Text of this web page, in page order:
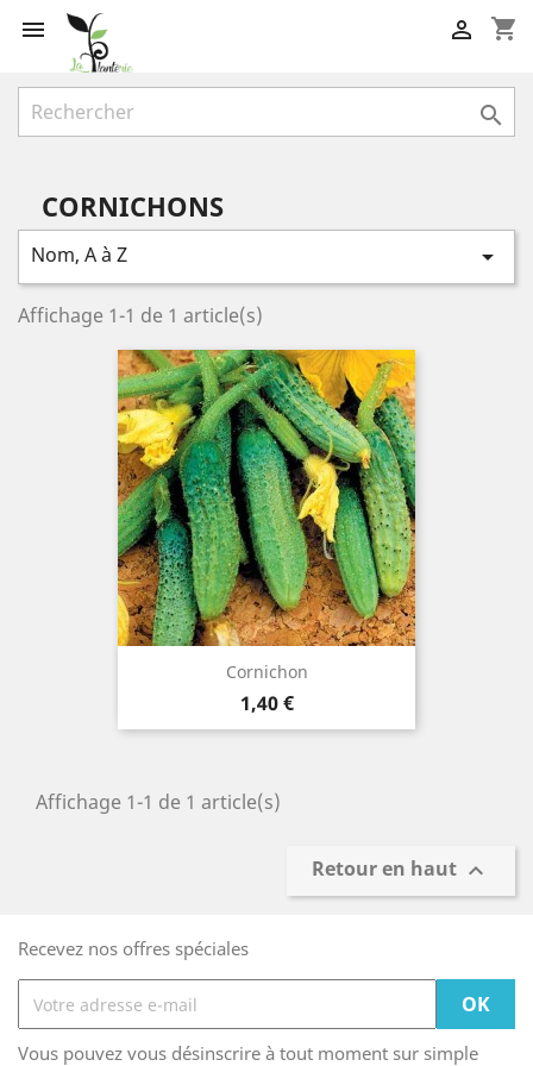
 shopping_cart


CORNICHONS
Nom, A à Z 
Affichage 1-1 de 1 article(s)
Cornichon
Prix
1,40 €
Affichage 1-1 de 1 article(s)
Retour en haut 
Recevez nos offres spéciales
Vous pouvez vous désinscrire à tout moment sur simple